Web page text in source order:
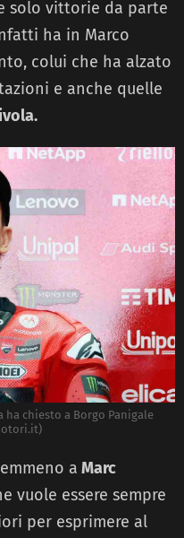
solo vittorie da parte
ha in Marco
colui che ha alzato
e anche quelle
ha chiesto a Borgo Panigale
a Marc
vuole essere sempre
per esprimere al